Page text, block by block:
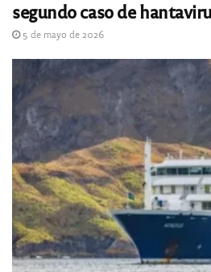
segundo caso de
5 de mayo de 2026